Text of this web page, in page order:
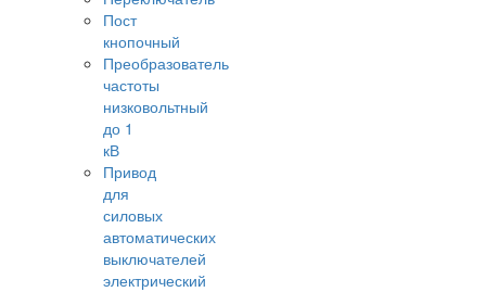
Пост
кнопочный
Преобразователь
частоты
низковольтный
до 1
кВ
Привод
для
силовых
автоматических
выключателей
электрический